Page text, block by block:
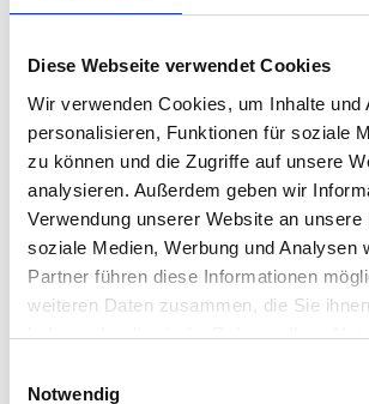
Diese Webseite verwendet Cookies
Wir verwenden Cookies, um Inhalte und
personalisieren, Funktionen für soziale
zu können und die Zugriffe auf unsere
analysieren. Außerdem geben wir
Verwendung unserer Website an unsere
soziale Medien, Werbung und Analysen
Partner führen diese Informationen
weiteren Daten zusammen, die Sie
haben oder die sie im Rahmen Ihrer
Datenschutzerklärung
Notwendig
Vielseitigkeit der Iittla
Ob für Desserts, Kuchen oder als
Iittla Kastehelmi Kuchenplatte mit Fuß ist
ästhetisch zugleich. Das klare Glas betont
und macht sie zu einem Highlight bei jedem
als stilvolles Geschenk.
Besonderheit